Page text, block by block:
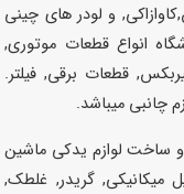
و لودر های چینی
انواع قطعات موتوری,
قطعات برقی, فیلتر.
چانبی میباشد.
و ساخت لوازم یدکی ماشین
میکانیکی, گریدر, غلطک,